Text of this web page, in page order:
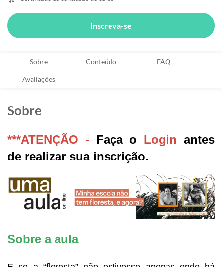
Inscreva-se
Sobre Conteúdo FAQ
Avaliações
Sobre
***ATENÇÃO - Faça o Loginantes
de realizar sua inscrição.
Sobre a aula